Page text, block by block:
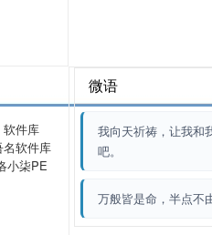
微语
我向天祈祷，让我和
吧。
万般皆是命，半点不
软件库
名软件库
小柒PE